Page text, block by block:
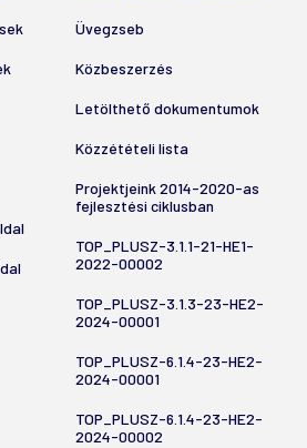
Üvegzseb
Közbeszerzés
Letölthető dokumentumok
Közzétételi lista
Projektjeink 2014-2020-as
fejlesztési ciklusban
TOP_PLUSZ-3.1.1-21-HE1-
2022-00002
TOP_PLUSZ-3.1.3-23-HE2-
2024-00001
TOP_PLUSZ-6.1.4-23-HE2-
2024-00001
TOP_PLUSZ-6.1.4-23-HE2-
2024-00002